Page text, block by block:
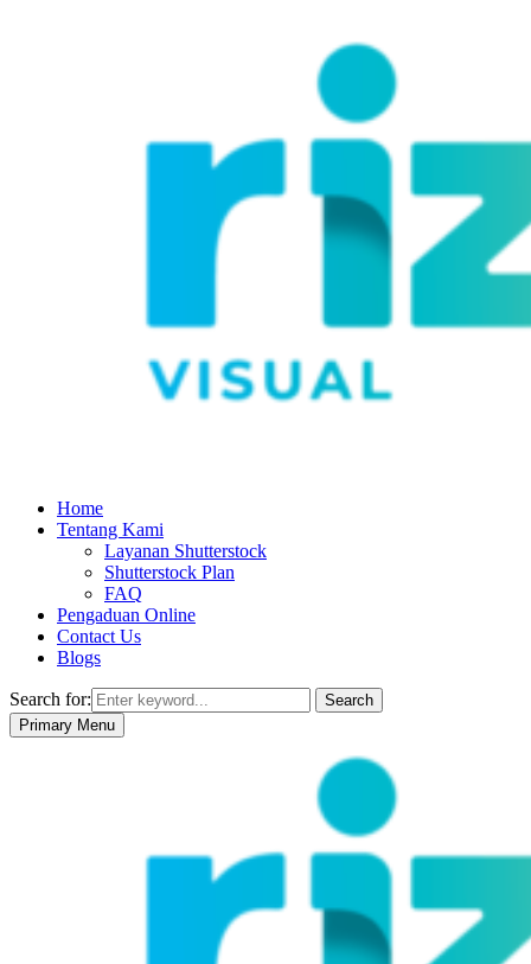
Home
Tentang Kami
Layanan Shutterstock
Shutterstock Plan
FAQ
Pengaduan Online
Contact Us
Blogs
Search for:
Search
Primary Menu